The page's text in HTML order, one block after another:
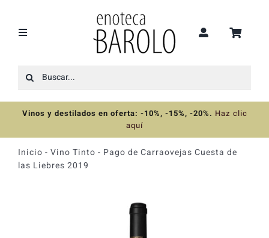
contenido
Toggle
Recomendaciones
Ofertas
Colecciones
Buscar:
Vinos y destilados en oferta: -10%, -15%, -20%. Haz clic
aquí
Inicio - Vino Tinto - Pago de Carraovejas Cuesta de
las Liebres 2019